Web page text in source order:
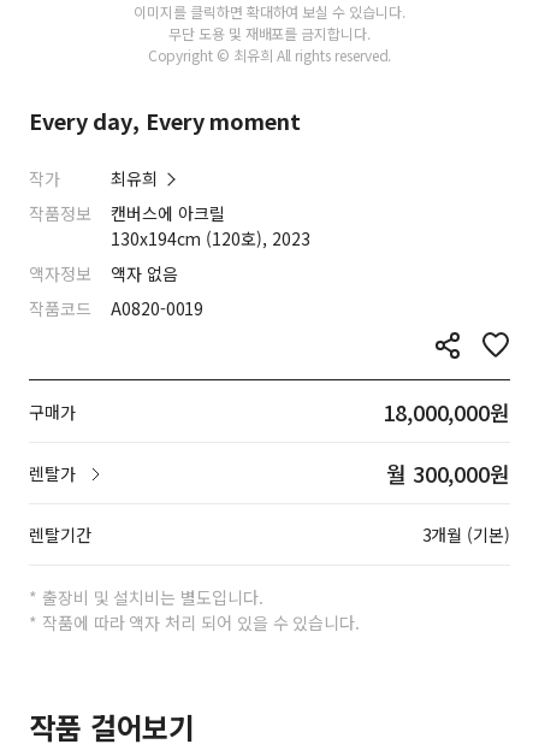
이미지를 클릭하면 확대하여 보실 수 있습니다.
무단 도용 및 재배포를 금지합니다.
Copyright © 최유희 All rights reserved.
Every day, Every moment
작가
최유희
작품정보
캔버스에 아크릴
130x194cm (120호), 2023
액자정보
액자 없음
작품코드
A0820-0019
구매가 18,000,000원
렌탈가 월 300,000원
렌탈기간 3개월 (기본)
* 출장비 및 설치비는 별도입니다.
* 작품에 따라 액자 처리 되어 있을 수 있습니다.
작품 걸어보기